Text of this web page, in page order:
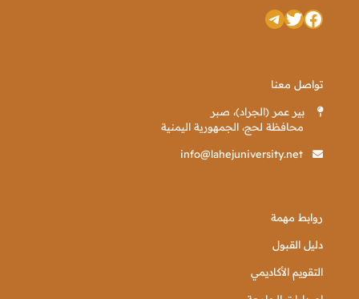
فيسبوك
تويترتيليجرام
تواصل معنا
بير عمر (الجراد)، صبر
محافظة لحج، الجمهورية اليمنية
info@lahejuniversity.net
روابط مهمة
دليل القبول
التقويم الأكاديمي